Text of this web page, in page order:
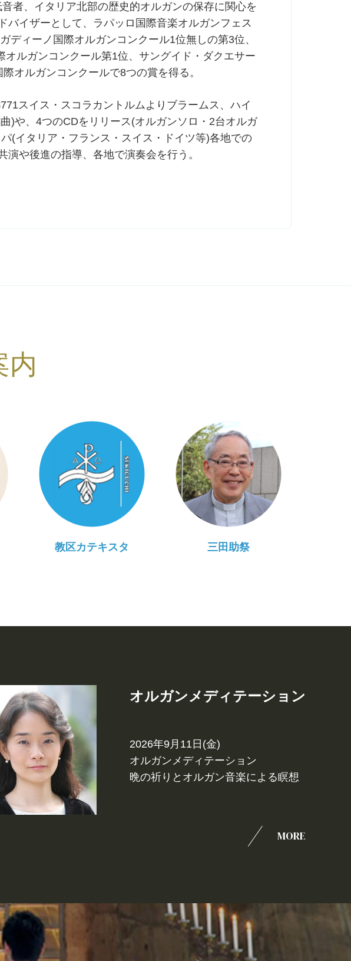
者、イタリア北部の歴史的オルガンの保存に関心を
バイザーとして、ラパッロ国際音楽オルガンフェス
ディーノ国際オルガンコンクール1位無しの第3位、
ルガンコンクール第1位、サングイド・ダクエサー
オルガンコンクールで8つの賞を得る。
スイス・スコラカントルムよりブラームス、ハイ
)や、4つのCDをリリース(オルガンソロ・2台オルガ
(イタリア・フランス・スイス・ドイツ等)各地での
や後進の指導、各地で演奏会を行う。
内
教区カテキスタ 三田助祭
オルガンメディテーション
2026年9月11日(金)
オルガンメディテーション
晩の祈りとオルガン音楽による瞑想
MORE